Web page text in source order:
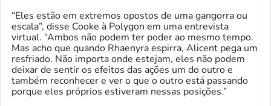
“Eles estão em extremos opostos de uma gangorra ou
escala”, disse Cooke à Polygon em uma entrevista
virtual. “Ambos não podem ter poder ao mesmo tempo.
Mas acho que quando Rhaenyra espirra, Alicent pega um
resfriado. Não importa onde estejam, eles não podem
deixar de sentir os efeitos das ações um do outro e
também reconhecer e ver o que o outro está passando
porque eles próprios estiveram nessas posições.”